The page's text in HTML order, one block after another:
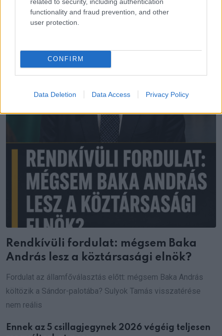
functionality and fraud prevention, and other
user protection.
CONFIRM
Data Deletion Data Access Privacy Policy
Rendkívüli fordulat: mégsem Baka
András lesz a köztársasági elnök?
Fordulat az államfőválasztás előtt: mégsem Baka András
költözik a Sándor-palotába? Sulyok Tamás visszatérése
nem reális
Ennek az 5 csillagjegynek 2026 végéig teljesen